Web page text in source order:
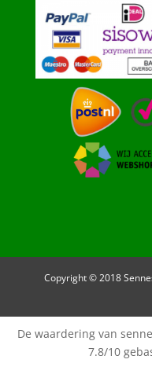
Copyright © 2018
De waardering van
7.8/10